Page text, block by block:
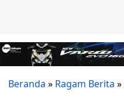
Beranda » Ragam Berita »